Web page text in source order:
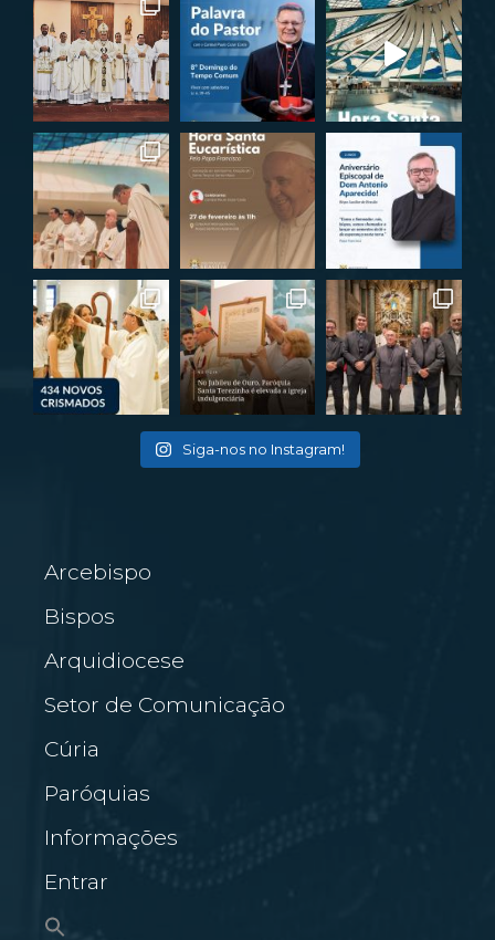
Siga-nos no Instagram!
Arcebispo
Bispos
Arquidiocese
Setor de Comunicação
Cúria
Paróquias
Informações
Entrar